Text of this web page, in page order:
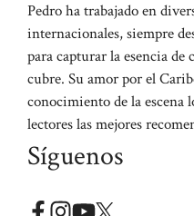
Pedro ha trabajado en
internacionales, siempre
para capturar la esencia de
cubre. Su amor por el
conocimiento de la escena
lectores las mejores
Síguenos